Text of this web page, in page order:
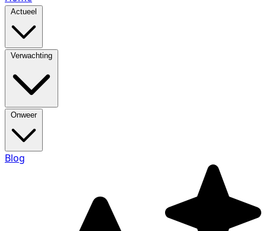
Actueel
Verwachting
Onweer
Blog